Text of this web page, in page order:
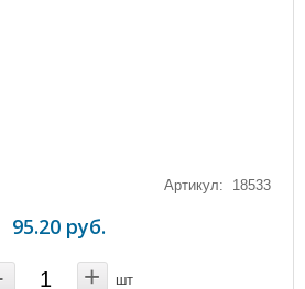
Артикул: 18533
95.20 руб.
+ шт